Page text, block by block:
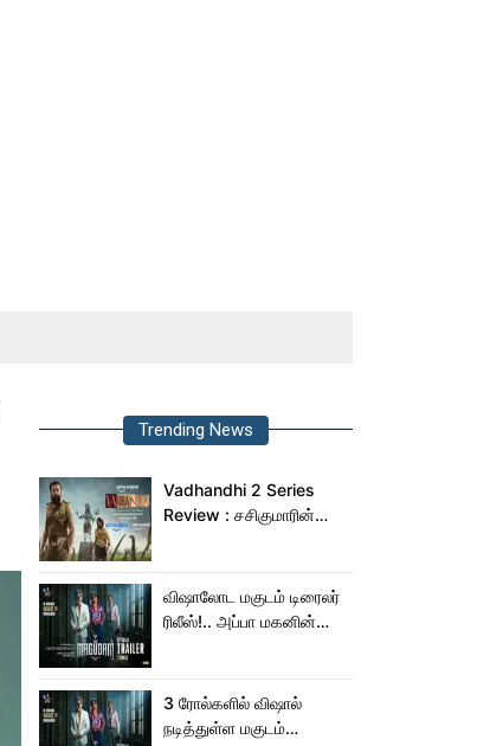
Trending News
Vadhandhi 2 Series
Review : சசிகுமாரின்
விமர்சனம்!
விஷாலோட மகுடம் டிரைலர்
ரிலீஸ்!.. அப்பா மகனின்
3 ரோல்களில் விஷால்
நடித்துள்ள மகுடம்